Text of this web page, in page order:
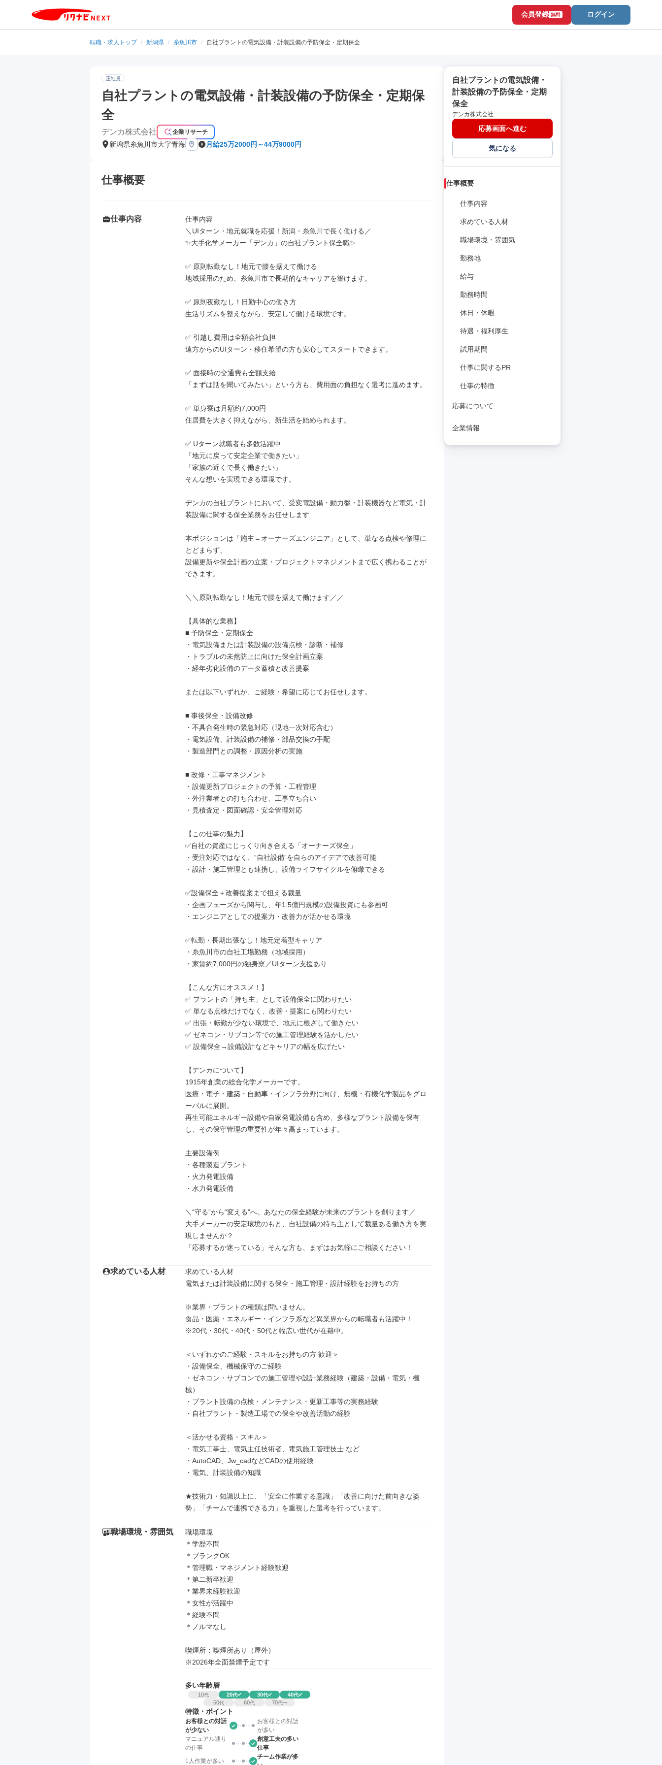
会員登録 無料 ログイン
転職・求人トップ / 新潟県 / 糸魚川市 / 自社プラントの電気設備・計装設備の予防保全・定期保全
正社員
自社プラントの電気設備・計装設備の予防保全・定期保
全
デンカ株式会社 企業リサーチ
新潟県糸魚川市大字青海 月給25万2000円～44万9000円
仕事概要
仕事内容
仕事内容
＼UIターン・地元就職を応援！新潟・糸魚川で長く働ける／
✨大手化学メーカー「デンカ」の自社プラント保全職✨
✅ 原則転勤なし！地元で腰を据えて働ける
地域採用のため、糸魚川市で長期的なキャリアを築けます。
✅ 原則夜勤なし！日勤中心の働き方
生活リズムを整えながら、安定して働ける環境です。
✅ 引越し費用は全額会社負担
遠方からのUIターン・移住希望の方も安心してスタートできます。
✅ 面接時の交通費も全額支給
「まずは話を聞いてみたい」という方も、費用面の負担なく選考に進めます。
✅ 単身寮は月額約7,000円
住居費を大きく抑えながら、新生活を始められます。
✅ Uターン就職者も多数活躍中
「地元に戻って安定企業で働きたい」
「家族の近くで長く働きたい」
そんな想いを実現できる環境です。
デンカの自社プラントにおいて、受変電設備・動力盤・計装機器など電気・計
装設備に関する保全業務をお任せします
本ポジションは「施主＝オーナーズエンジニア」として、単なる点検や修理に
とどまらず、
設備更新や保全計画の立案・プロジェクトマネジメントまで広く携わることが
できます。
＼＼原則転勤なし！地元で腰を据えて働けます／／
【具体的な業務】
■ 予防保全・定期保全
・電気設備または計装設備の設備点検・診断・補修
・トラブルの未然防止に向けた保全計画立案
・経年劣化設備のデータ蓄積と改善提案
または以下いずれか、ご経験・希望に応じてお任せします。
■ 事後保全・設備改修
・不具合発生時の緊急対応（現地一次対応含む）
・電気設備、計装設備の補修・部品交換の手配
・製造部門との調整・原因分析の実施
■ 改修・工事マネジメント
・設備更新プロジェクトの予算・工程管理
・外注業者との打ち合わせ、工事立ち合い
・見積査定・図面確認・安全管理対応
【この仕事の魅力】
✅自社の資産にじっくり向き合える「オーナーズ保全」
・受注対応ではなく、“自社設備”を自らのアイデアで改善可能
・設計・施工管理とも連携し、設備ライフサイクルを俯瞰できる
✅設備保全＋改善提案まで担える裁量
・企画フェーズから関与し、年1.5億円規模の設備投資にも参画可
・エンジニアとしての提案力・改善力が活かせる環境
✅転勤・長期出張なし！地元定着型キャリア
・糸魚川市の自社工場勤務（地域採用）
・家賃約7,000円の独身寮／UIターン支援あり
【こんな方にオススメ！】
✅ プラントの「持ち主」として設備保全に関わりたい
✅ 単なる点検だけでなく、改善・提案にも関わりたい
✅ 出張・転勤が少ない環境で、地元に根ざして働きたい
✅ ゼネコン・サブコン等での施工管理経験を活かしたい
✅ 設備保全→設備設計などキャリアの幅を広げたい
【デンカについて】
1915年創業の総合化学メーカーです。
医療・電子・建築・自動車・インフラ分野に向け、無機・有機化学製品をグロ
ーバルに展開。
再生可能エネルギー設備や自家発電設備も含め、多様なプラント設備を保有
し、その保守管理の重要性が年々高まっています。
主要設備例
・各種製造プラント
・火力発電設備
・水力発電設備
＼“守る”から“変える”へ。あなたの保全経験が未来のプラントを創ります／
大手メーカーの安定環境のもと、自社設備の持ち主として裁量ある働き方を実
現しませんか？
「応募するか迷っている」そんな方も、まずはお気軽にご相談ください！
求めている人材
求めている人材
電気または計装設備に関する保全・施工管理・設計経験をお持ちの方
※業界・プラントの種類は問いません。
食品・医薬・エネルギー・インフラ系など異業界からの転職者も活躍中！
※20代・30代・40代・50代と幅広い世代が在籍中。
＜いずれかのご経験・スキルをお持ちの方 歓迎＞
・設備保全、機械保守のご経験
・ゼネコン・サブコンでの施工管理や設計業務経験（建築・設備・電気・機
械）
・プラント設備の点検・メンテナンス・更新工事等の実務経験
・自社プラント・製造工場での保全や改善活動の経験
＜活かせる資格・スキル＞
・電気工事士、電気主任技術者、電気施工管理技士 など
・AutoCAD、Jw_cadなどCADの使用経験
・電気、計装設備の知識
★技術力・知識以上に、「安全に作業する意識」「改善に向けた前向きな姿
勢」「チームで連携できる力」を重視した選考を行っています。
職場環境・雰囲気
職場環境
＊学歴不問
＊ブランクOK
＊管理職・マネジメント経験歓迎
＊第二新卒歓迎
＊業界未経験歓迎
＊女性が活躍中
＊経験不問
＊ノルマなし
喫煙所：喫煙所あり（屋外）
※2026年全面禁煙予定です
多い年齢層
10代 20代 30代 40代
50代 60代 70代〜
特徴・ポイント
お客様との対話
が少ない
お客様との対話
が多い
マニュアル通り
の仕事
創意工夫の多い
仕事
1人作業が多い
チーム作業が多
自社プラントの電気設備・
計装設備の予防保全・定期
保全
デンカ株式会社
応募画面へ進む
気になる
仕事概要
仕事内容
求めている人材
職場環境・雰囲気
勤務地
給与
勤務時間
休日・休暇
待遇・福利厚生
試用期間
仕事に関するPR
仕事の特徴
応募について
企業情報